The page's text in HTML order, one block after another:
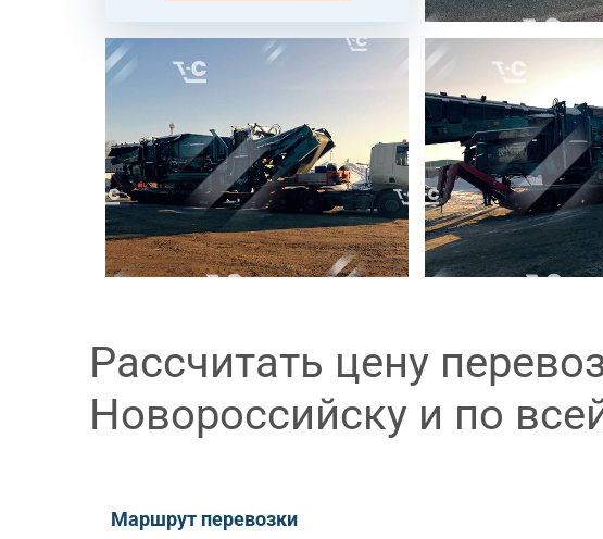
Рассчитать цену
Новороссийску и по
Маршрут перевозки